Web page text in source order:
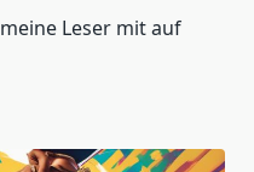
Leser mit auf